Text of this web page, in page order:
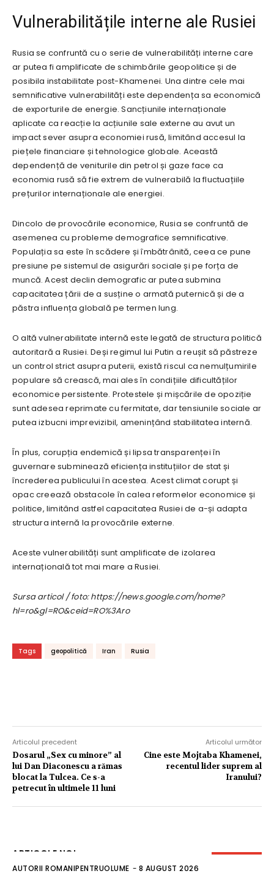
Vulnerabilitățile interne ale Rusiei
Rusia se confruntă cu o serie de vulnerabilități interne care
ar putea fi amplificate de schimbările geopolitice și de
posibila instabilitate post-Khamenei. Una dintre cele mai
semnificative vulnerabilități este dependența sa economică
de exporturile de energie. Sancțiunile internaționale
aplicate ca reacție la acțiunile sale externe au avut un
impact sever asupra economiei rusă, limitând accesul la
piețele financiare și tehnologice globale. Această
dependență de veniturile din petrol și gaze face ca
economia rusă să fie extrem de vulnerabilă la fluctuațiile
prețurilor internaționale ale energiei.
Dincolo de provocările economice, Rusia se confruntă de
asemenea cu probleme demografice semnificative.
Populația sa este în scădere și îmbătrânită, ceea ce pune
presiune pe sistemul de asigurări sociale și pe forța de
muncă. Acest declin demografic ar putea submina
capacitatea țării de a susține o armată puternică și de a
păstra influența globală pe termen lung.
O altă vulnerabilitate internă este legată de structura politică
autoritară a Rusiei. Deși regimul lui Putin a reușit să păstreze
un control strict asupra puterii, există riscul ca nemulțumirile
populare să crească, mai ales în condițiile dificultăților
economice persistente. Protestele și mișcările de opoziție
sunt adesea reprimate cu fermitate, dar tensiunile sociale ar
putea izbucni imprevizibil, amenințând stabilitatea internă.
În plus, corupția endemică și lipsa transparenței în
guvernare subminează eficiența instituțiilor de stat și
încrederea publicului în acestea. Acest climat corupt și
opac creează obstacole în calea reformelor economice și
politice, limitând astfel capacitatea Rusiei de a-și adapta
structura internă la provocările externe.
Aceste vulnerabilități sunt amplificate de izolarea
internațională tot mai mare a Rusiei.
Sursa articol / foto: https://news.google.com/home?
hl=ro&gl=RO&ceid=RO%3Aro
Tags geopolitică Iran Rusia
Articolul precedent
Dosarul „Sex cu minore” al
lui Dan Diaconescu a rămas
blocat la Tulcea. Ce s-a
petrecut în ultimele 11 luni
Articolul următor
Cine este Mojtaba Khamenei,
recentul lider suprem al
Iranului?
ARTICOLE NOI
AUTORII ROMANIPENTRUOLUME - 8 AUGUST 2026